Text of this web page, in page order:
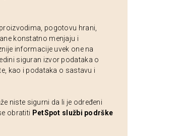
pogotovu hrani,
konstatno menjaju i
informacije uvek one na
siguran izvor podataka o
kao i podataka o sastavu i
niste sigurni da li je određeni
obratiti PetSpot službi podrške